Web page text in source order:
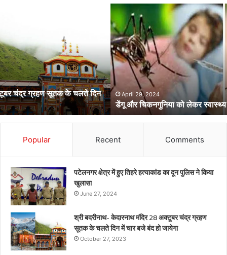
को
लेकर
स्वास्थ्य
विभाग
का
अर्लटApril 29, 2024
डेंगू और चिकनगुनिया को लेकर स्वास्थ्य विभाग का अर्लट
Popular Recent Comments
पटेलनगर क्षेत्र में हुए तिहरे हत्याकांड का दून पुलिस ने किया
खुलासा
June 27, 2024
श्री बदरीनाथ- केदारनाथ मंदिर 28 अक्टूबर चंद्र ग्रहण
सूतक के चलते दिन में चार बजे बंद हो जायेगा
October 27, 2023